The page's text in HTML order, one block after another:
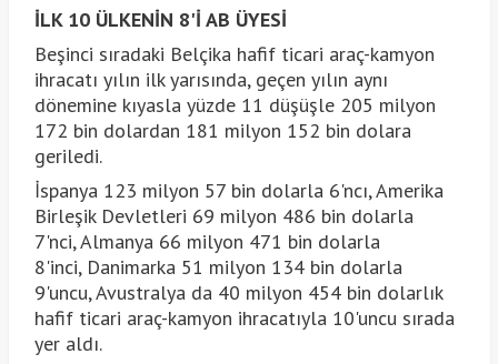
İLK 10 ÜLKENİN 8'İ AB ÜYESİ
Beşinci sıradaki Belçika hafif ticari araç-kamyon
ihracatı yılın ilk yarısında, geçen yılın aynı
dönemine kıyasla yüzde 11 düşüşle 205 milyon
172 bin dolardan 181 milyon 152 bin dolara
geriledi.
İspanya 123 milyon 57 bin dolarla 6'ncı, Amerika
Birleşik Devletleri 69 milyon 486 bin dolarla
7'nci, Almanya 66 milyon 471 bin dolarla
8'inci, Danimarka 51 milyon 134 bin dolarla
9'uncu, Avustralya da 40 milyon 454 bin dolarlık
hafif ticari araç-kamyon ihracatıyla 10'uncu sırada
yer aldı.